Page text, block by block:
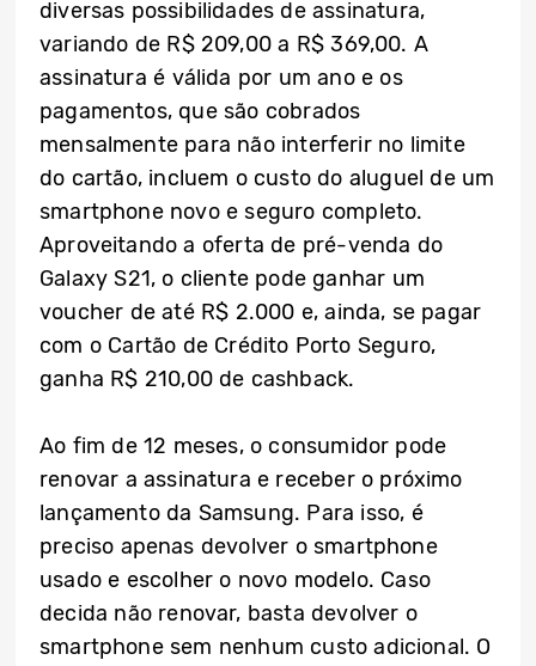
diversas possibilidades de assinatura,
variando de R$ 209,00 a R$ 369,00. A
assinatura é válida por um ano e os
pagamentos, que são cobrados
mensalmente para não interferir no limite
do cartão, incluem o custo do aluguel de um
smartphone novo e seguro completo.
Aproveitando a oferta de pré-venda do
Galaxy S21, o cliente pode ganhar um
voucher de até R$ 2.000 e, ainda, se pagar
com o Cartão de Crédito Porto Seguro,
ganha R$ 210,00 de cashback.
Ao fim de 12 meses, o consumidor pode
renovar a assinatura e receber o próximo
lançamento da Samsung. Para isso, é
preciso apenas devolver o smartphone
usado e escolher o novo modelo. Caso
decida não renovar, basta devolver o
smartphone sem nenhum custo adicional. O